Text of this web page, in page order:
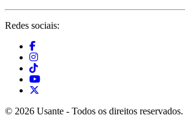
Redes sociais:
© 2026 Usante - Todos os direitos reservados.